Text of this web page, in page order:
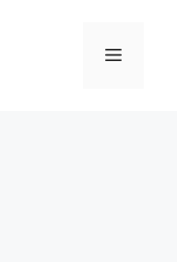
메